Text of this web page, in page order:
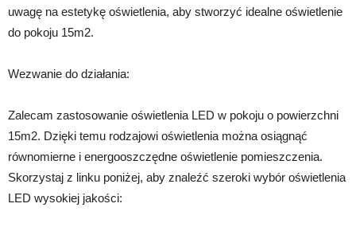
uwagę na estetykę oświetlenia, aby stworzyć idealne oświetlenie
do pokoju 15m2.
Wezwanie do działania:
Zalecam zastosowanie oświetlenia LED w pokoju o powierzchni
15m2. Dzięki temu rodzajowi oświetlenia można osiągnąć
równomierne i energooszczędne oświetlenie pomieszczenia.
Skorzystaj z linku poniżej, aby znaleźć szeroki wybór oświetlenia
LED wysokiej jakości: